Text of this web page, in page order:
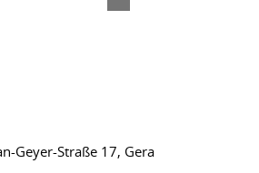
Geyer-Straße 17, Gera